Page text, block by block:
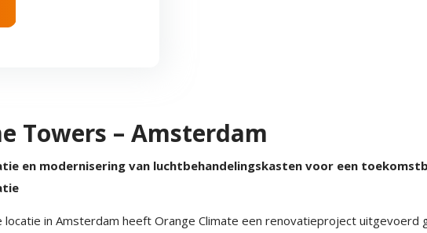
Towers – Amsterdam
en modernisering van luchtbehandelingskasten voor een
locatie in Amsterdam heeft Orange Climate een renovatieproject uitgevoerd